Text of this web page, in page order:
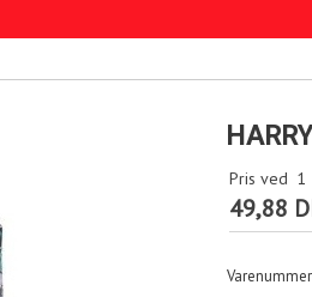
Pris ved 1
49,88